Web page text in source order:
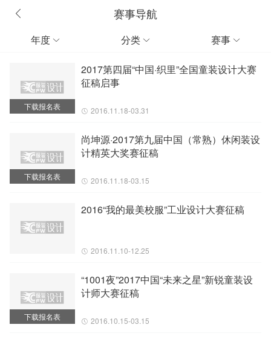
赛事导航
年度  分类  赛事 
下载报名表
2017第四届“中国·织里”全国童装设计大赛
征稿启事
2016.11.18-03.31
下载报名表
尚坤源·2017第九届中国（常熟）休闲装设
计精英大奖赛征稿
2016.11.18-03.15
2016“我的最美校服”工业设计大赛征稿
2016.11.10-12.25
下载报名表
“1001夜”2017中国“未来之星”新锐童装设
计师大赛征稿
2016.10.15-03.15